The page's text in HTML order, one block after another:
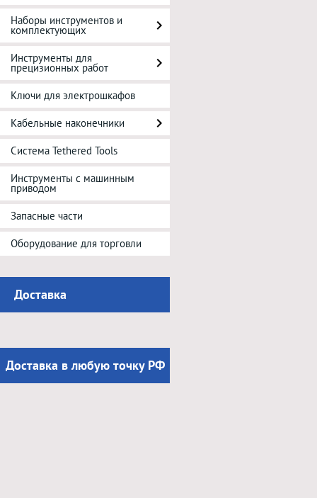
Наборы инструментов и
комплектующих
Инструменты для
прецизионных работ
Ключи для электрошкафов
Кабельные наконечники
Система Tethered Tools
Инструменты с машинным
приводом
Запасные части
Оборудование для торговли
Доставка
Доставка в любую точку РФ